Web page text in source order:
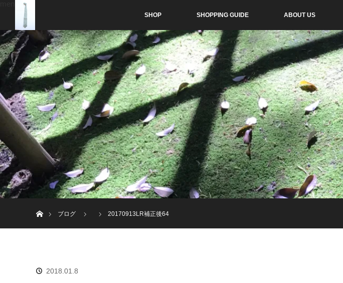
SHOP SHOPPING GUIDE ABOUT US
ブログ
20170913LR補正後64
2018.01.8